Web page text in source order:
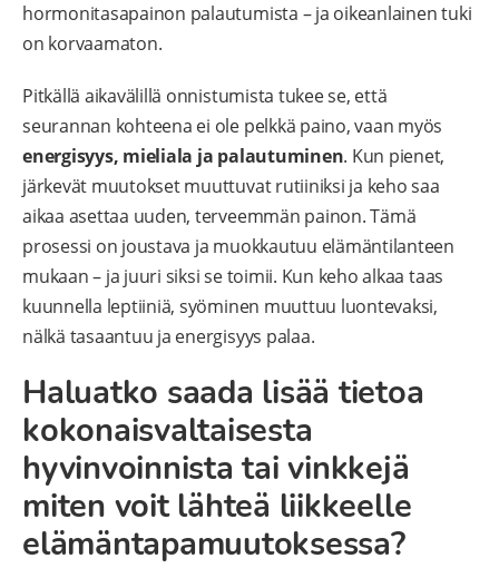
hormonitasapainon palautumista – ja oikeanlainen tuki
on korvaamaton.
Pitkällä aikavälillä onnistumista tukee se, että
seurannan kohteena ei ole pelkkä paino, vaan myös
energisyys, mieliala ja palautuminen. Kun pienet,
järkevät muutokset muuttuvat rutiiniksi ja keho saa
aikaa asettaa uuden, terveemmän painon. Tämä
prosessi on joustava ja muokkautuu elämäntilanteen
mukaan – ja juuri siksi se toimii. Kun keho alkaa taas
kuunnella leptiiniä, syöminen muuttuu luontevaksi,
nälkä tasaantuu ja energisyys palaa.
Haluatko saada lisää tietoa
kokonaisvaltaisesta
hyvinvoinnista tai vinkkejä
miten voit lähteä liikkeelle
elämäntapamuutoksessa?